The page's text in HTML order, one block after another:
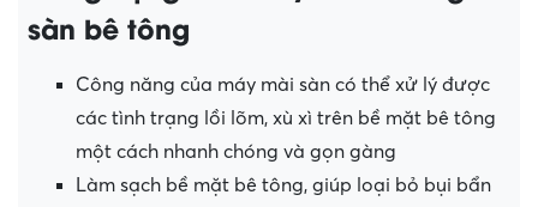
sàn bê tông
Công năng của máy mài sàn có thể xử lý được
các tình trạng lồi lõm, xù xì trên bề mặt bê tông
một cách nhanh chóng và gọn gàng
Làm sạch bề mặt bê tông, giúp loại bỏ bụi bẩn